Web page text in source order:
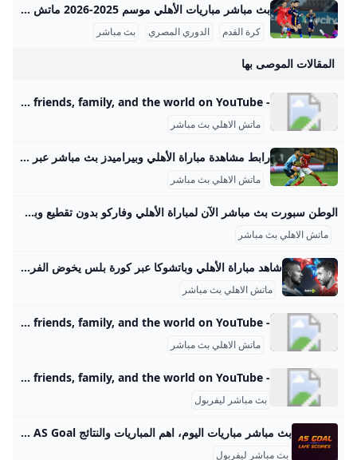
بث مباشر مباريات الأهلي موسم 2025-2026 ماتش الأهلي بث مباشر هو حدث رياضي أساسي لعشاق كرة القدم في مصر والوطن العربي، حيث يحظى الفريق الجماهيري الكبير بتغطية إعلامية واهتمام واسع، خصوصًا في موسم 2025-2026 من الدوري المصري الممتاز. تتسم مباريات الأهلي هذا الموسم بالتنافسية والجدية بعد بداية متذبذبة كما يظهر من وضعيته الحالية في جدول الترتيب، حيث يسعى الفريق لاستعادة مستواه المتميز. مواعيد مباريات الأهلي تفصيليًا وفقًا لجدول مباريات الأهلي المعتمد من رابطة الأندية المصرية المحترفة، كان آخر لقاء جماهيري للأهلي في الدوري يوم 14 سبتمبر 2025 ضد إنبي على ملعب المقاولون العرب، في مباراة أقيمت ضمن الجولة السادسة.
كرة القدم الدوري المصري بث مباشر
المقالات الموصى بها
- YouTube Enjoy the videos and music you love, upload original content, and share it all with friends, family, and the world on YouTube.
ماتش الاهلي بث مباشر
رابط مشاهدة مباراة الأهلي وبيراميدز بث مباشر عبر قناة On Sport بدون تقطيع يلتقى الاهلى مع بيراميدز فى مباراة لا تحمل القسمة على اثنين، لرغبة كل فريق فى تحقيق الفوز، للحد من نزيف النقاط الذى يصاحب الفريقين هذا الموسم السبت 30/أغسطس/2025 - 07:30 م 8/30/2025 7:30:46 PM الاهلى وبيراميدز شارك طباعة يلتقي الأهلي مع بيراميدز في مباراة لا تقبل القسمة على اثنين، لرغبة كل فريق في تحقيق الفوز والحد من نزيف النقاط الذي يلازم الفريقين هذا الموسم، والذي أبعدهما عن المنافسة على صدارة جدول ترتيب الدوري المصري.
ماتش الاهلي بث مباشر
الوطن سبورت بث مباشر الآن لمباراة الأهلي وفاركو بدون تقطيع وبجودة عالية LIVE NOW ONLINE بث مباشر الآن لمباراة الأهلي وفاركو بدون تقطيع وبجودة عالية LIVE NOW ONLINE وذلك في مباراة الفريقين المقامة على ستاد القاهرة الدولي، والتي تجمعهما في الجولة الأ د. أحمد محمود رئيس التحرير: مصطفى عمار د.أحمد محمود رئيس التحرير: مصطفى عمار ويقدم موقع «الوطن سبورت» خدمة لقرائه عبر نشر رابط بث مباشر الآن لمباراة الأهلي وفاركو بدون تقطيع وبجودة عالية LIVE NOW ONLINE، في لقاء الفريقين بالجولة الثانية من منافسات الدوري المصري الممتاز.
ماتش الاهلي بث مباشر
شاهد مباراة الأهلي وباتشوكا عبر كورة بلس يخوض الفريق الأول لكرة القدم بالنادي الأهلي، مواجهة ودية قوية أمام باتشوكا المكسيكي، في الساعة الثانية عشر من منتصف الليل، خلال معسكره المقام حاليًا في مدينة ميامي أخبار مصرية محترفون ميركاتو مقالات الدوري المصري كأس مصر دوري القسم الثاني كأس الرابطة عاجل بلس الاستوديو التحليلي تاتش سكرين بوكسينج داي أبطال بلس فوتبول شات VAR بلس فيديوهات الدوري المصري فيديوجراف الدوري الإنجليزي الممتاز الدوري الإسباني الدوري الايطالي الدوري الالماني الدوري الفرنسي
ماتش الاهلي بث مباشر
- YouTube Enjoy the videos and music you love, upload original content, and share it all with friends, family, and the world on YouTube.
ماتش الاهلي بث مباشر
- YouTube Enjoy the videos and music you love, upload original content, and share it all with friends, family, and the world on YouTube.
بث مباشر ليفربول
بث مباشر مباريات اليوم، اهم المباريات والنتائج AS Goal بث مباشر اهم مباريات اليوم والغد علي موقع اس جول لايف - AS Goal عبر خدمة روابط مشاهدة أهم المباريات في مختلف الدوريات والبطولات حول العالم. جدول اهم مباريات اليوم علي موقع اس جول - AS Goal, عبر خدمة النتائج المباشرة واحصائيات أهم المباريات في مختلف الدوريات والبطولات حول العالم .
بث مباشر ليفربول